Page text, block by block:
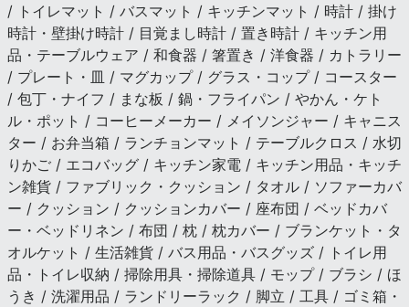
/ トイレマット / バスマット / キッチンマット / 時計 / 掛け
時計・壁掛け時計 / 目覚まし時計 / 置き時計 / キッチン用
品・テーブルウェア / 和食器 / 箸置き / 洋食器 / カトラリー
/ プレート・皿 / マグカップ / グラス・コップ / コースター
/ 包丁・ナイフ / まな板 / 鍋・フライパン / やかん・ケト
ル・ポット / コーヒーメーカー / メイソンジャー / キャニス
ター / お弁当箱 / ランチョンマット / テーブルクロス / 水切
りかご / エコバッグ / キッチン家電 / キッチン用品・キッチ
ン雑貨 / ファブリック・クッション / タオル / ソファーカバ
ー / クッション / クッションカバー / 座布団 / ベッドカバ
ー・ベッドリネン / 布団 / 枕 / 枕カバー / ブランケット・タ
オルケット / 生活雑貨 / バス用品・バスグッズ / トイレ用
品・トイレ収納 / 掃除用具・掃除道具 / モップ / ブラシ / ほ
うき / 洗濯用品 / ランドリーラック / 脚立 / 工具 / ゴミ箱・